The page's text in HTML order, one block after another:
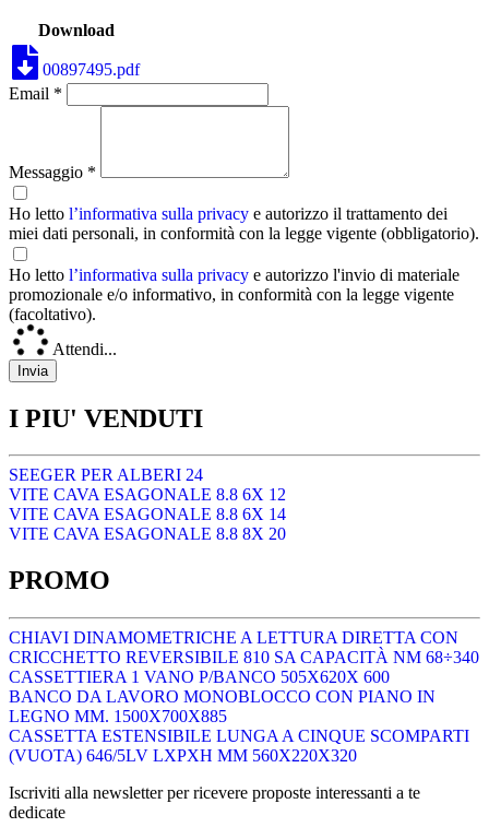
Download
00897495.pdf
Email *
Messaggio *
Ho letto l’informativa sulla privacy e autorizzo il trattamento dei
miei dati personali, in conformità con la legge vigente (obbligatorio).
Ho letto l’informativa sulla privacy e autorizzo l'invio di materiale
promozionale e/o informativo, in conformità con la legge vigente
(facoltativo).
Attendi...
I PIU' VENDUTI
SEEGER PER ALBERI 24
VITE CAVA ESAGONALE 8.8 6X 12
VITE CAVA ESAGONALE 8.8 6X 14
VITE CAVA ESAGONALE 8.8 8X 20
PROMO
CHIAVI DINAMOMETRICHE A LETTURA DIRETTA CON
CRICCHETTO REVERSIBILE 810 SA CAPACITÀ NM 68÷340
CASSETTIERA 1 VANO P/BANCO 505X620X 600
BANCO DA LAVORO MONOBLOCCO CON PIANO IN
LEGNO MM. 1500X700X885
CASSETTA ESTENSIBILE LUNGA A CINQUE SCOMPARTI
(VUOTA) 646/5LV LXPXH MM 560X220X320
Iscriviti alla newsletter per ricevere proposte interessanti a te
dedicate